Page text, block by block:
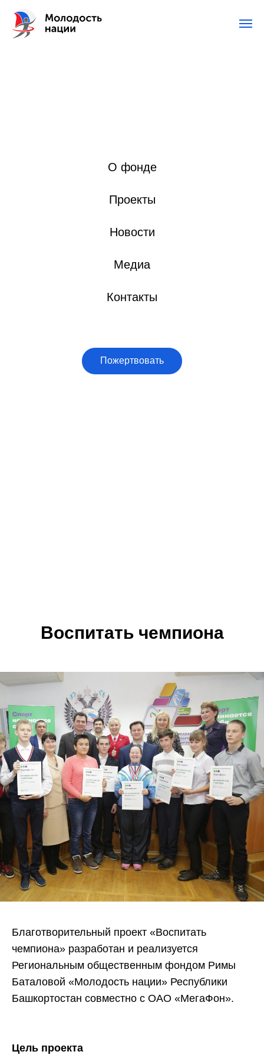
Пожертвовать
О фонде
Проекты
Медиа
Контакты
Новости
Воспитать чемпиона
Благотворительный проект «Воспитать
чемпиона» разработан и реализуется
Региональным общественным фондом Римы
Баталовой «Молодость нации» Республики
Башкортостан совместно с ОАО «МегаФон».
Цель проекта